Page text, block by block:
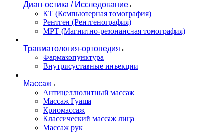
Диагностика / Исследование
КТ (Компьютерная томография)
Рентген (Рентгенография)
МРТ (Магнитно-резонансная томография)
Травматология-ортопедия
Фармакопунктура
Внутрисуставные инъекции
Массаж
Антицеллюлитный массаж
Массаж Гуаша
Криомассаж
Классический массаж лица
Массаж рук